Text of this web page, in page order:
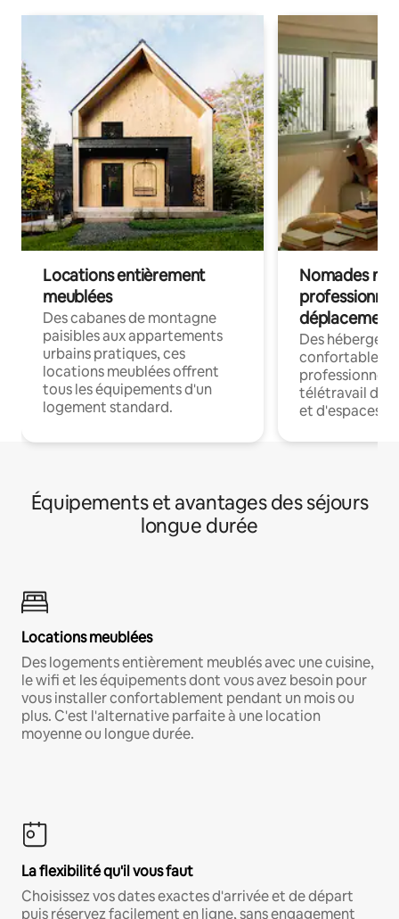
Locations entièrement
meublées
Des cabanes de montagne
paisibles aux appartements
urbains pratiques, ces
locations meublées offrent
tous les équipements d'un
logement standard.
Nomades
déplacement
Des
confortables
professionnels
télétravail
et d'espaces
Équipements et avantages des séjours
longue durée
Locations meublées
Des logements entièrement meublés avec une cuisine,
le wifi et les équipements dont vous avez besoin pour
vous installer confortablement pendant un mois ou
plus. C'est l'alternative parfaite à une location
moyenne ou longue durée.
La flexibilité qu'il vous faut
Choisissez vos dates exactes d'arrivée et de départ
puis réservez facilement en ligne, sans engagement